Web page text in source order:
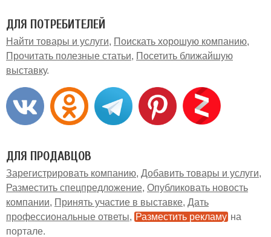
ДЛЯ ПОТРЕБИТЕЛЕЙ
Найти товары и услуги
Поискать хорошую компанию
Прочитать полезные статьи
Посетить ближайшую
выставку
ДЛЯ ПРОДАВЦОВ
Зарегистрировать компанию Добавить товары и услуги
Разместить спецпредложение Опубликовать новость
компании
Принять участие в выставке Дать
профессиональные ответы
Разместить рекламу на
портале